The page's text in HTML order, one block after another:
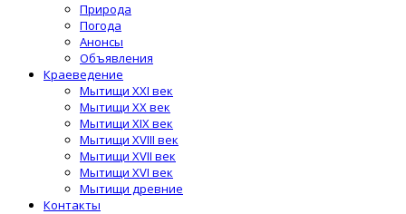
Природа
Погода
Анонсы
Объявления
Краеведение
Мытищи XXI век
Мытищи XX век
Мытищи XIX век
Мытищи XVIII век
Мытищи XVII век
Мытищи XVI век
Мытищи древние
Контакты